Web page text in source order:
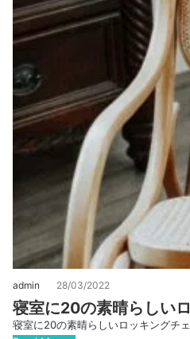
admin 28/03/2022
寝室に20の素晴らしい
寝室に20の素晴らしいロッキングチ